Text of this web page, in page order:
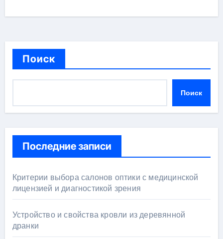
Поиск
Поиск
Последние записи
Критерии выбора салонов оптики с медицинской
лицензией и диагностикой зрения
Устройство и свойства кровли из деревянной
дранки